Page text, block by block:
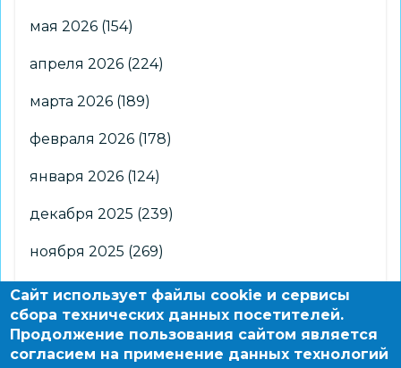
мая 2026 (154)
апреля 2026 (224)
марта 2026 (189)
февраля 2026 (178)
января 2026 (124)
декабря 2025 (239)
ноября 2025 (269)
октября 2025(266)
сентября 2025 (176)
августа 2025 (2)
Сайт использует файлы cookie и сервисы
сбора технических данных посетителей.
Продолжение пользования сайтом является
согласием на применение данных технологий